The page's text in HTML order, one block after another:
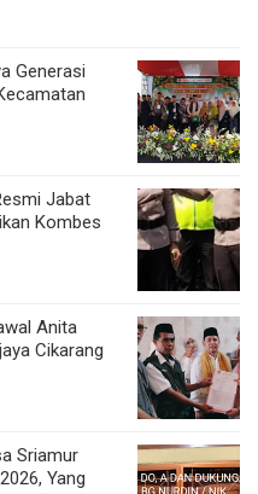
Generasi
Jabat
Kombes
Anita
Cikarang
Sriamur
Yang